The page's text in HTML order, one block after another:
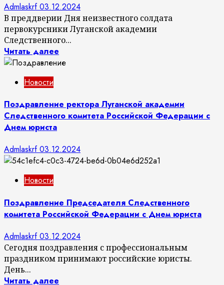
Admlaskrf03.12.2024
В преддверии Дня неизвестного солдата
первокурсники Луганской академии
Следственного...
Читать далее
Новости
Поздравление ректора Луганской академии
Следственного комитета Российской Федерации с
Днем юриста
Admlaskrf03.12.2024
Новости
Поздравление Председателя Следственного
комитета Российской Федерации с Днем юриста
Admlaskrf03.12.2024
Сегодня поздравления с профессиональным
праздником принимают российские юристы.
День...
Читать далее